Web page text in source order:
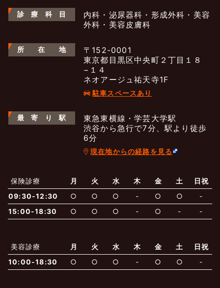
当院からのお知らせ
最新医療トピックス
はじめての方へ
医師の紹介
保険での診療
内科 皮膚科
よくあるご質問
一般診療 美容診療
電話でのお問いあわせ
診 療 科 目
内科・泌尿器科・形成外科・美容
外科・美容皮膚科
所 在 地
〒152-0001
東京都目黒区中央町２丁目１８
−１４
ネオアージュ祐天寺1F
駐車スペースあり
最 寄 り 駅
東急東横線・学芸大学駅
渋谷から急行で7分、駅より徒歩
6分
現在地からの経路を見る
保険診療 月 火 水 木 金 土
日祝
09:30-12:30
○ ○ ○ - ○ ○
-
15:00-18:30
○ ○ ○ - ○ - -
美容診療 月 火 水 木 金 土
日祝
10:00-18:30
○ ○ ○ - ○ ○ -